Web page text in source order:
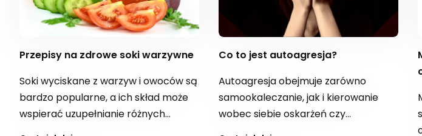
Przepisy na zdrowe soki warzywne
Soki wyciskane z warzyw i owoców są
bardzo popularne, a ich skład może
wspierać uzupełnianie różnych
Co to jest autoagresja?
Autoagresja obejmuje zarówno
samookaleczanie, jak i kierowanie
wobec siebie oskarżeń czy